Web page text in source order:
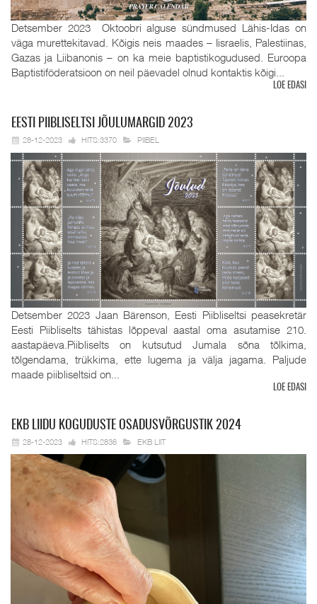
Detsember 2023 Oktoobri alguse sündmused Lähis-Idas on
väga murettekitavad. Kõigis neis maades – Iisraelis, Palestiinas,
Gazas ja Liibanonis – on ka meie baptistikogudused. Euroopa
Baptistiföderatsioon on neil päevadel olnud kontaktis kõigi...
LOE EDASI
EESTI PIIBLISELTSI JÕULUMARGID 2023
28-12-2023 HITS:3370 PIIBEL
Detsember 2023 Jaan Bärenson, Eesti Piibliseltsi peasekretär
Eesti Piibliselts tähistas lõppeval aastal oma asutamise 210.
aastapäeva.Piibliselts on kutsutud Jumala sõna tõlkima,
tõlgendama, trükkima, ette lugema ja välja jagama. Paljude
maade piibliseltsid on...
LOE EDASI
EKB LIIDU KOGUDUSTE OSADUSVÕRGUSTIK 2024
28-12-2023 HITS:2836 EKB LIIT